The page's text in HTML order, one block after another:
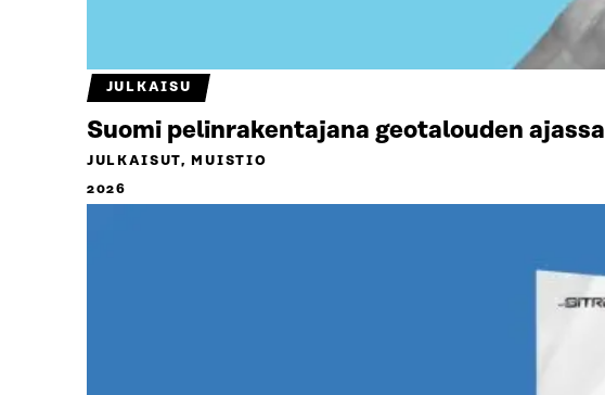
JULKAISU
Suomi pelinrakentajana geotalouden ajassa
JULKAISUT, MUISTIO
2026